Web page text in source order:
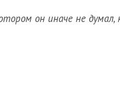
он иначе не думал,